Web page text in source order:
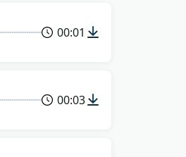
00:01
00:03